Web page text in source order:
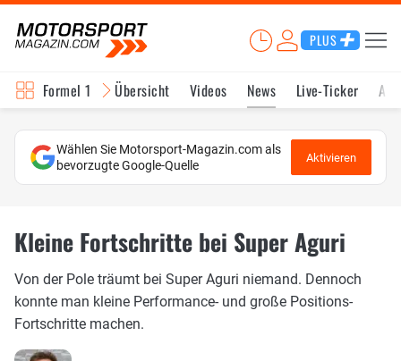
PLUS
Formel 1 Übersicht Videos News Live-Ticker
Wählen Sie Motorsport-Magazin.com als
bevorzugte Google-Quelle
Aktivieren
Kleine Fortschritte bei Super Aguri
Von der Pole träumt bei Super Aguri niemand. Dennoch
konnte man kleine Performance- und große Positions-
Fortschritte machen.